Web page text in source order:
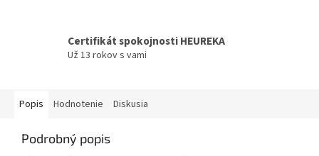
Certifikát spokojnosti HEUREKA
Už 13 rokov s vami
Popis Hodnotenie Diskusia
Podrobný popis